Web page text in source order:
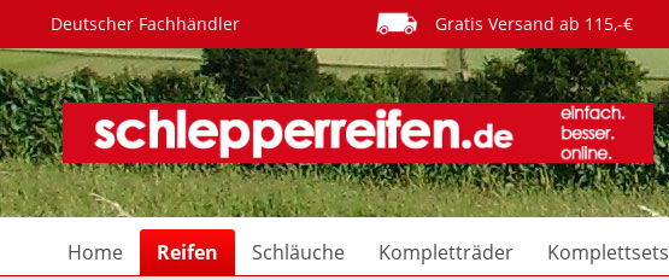
Deutscher Fachhändler Gratis Versand ab 115,-€
Home Reifen Schläuche Kompletträder Komplettsets